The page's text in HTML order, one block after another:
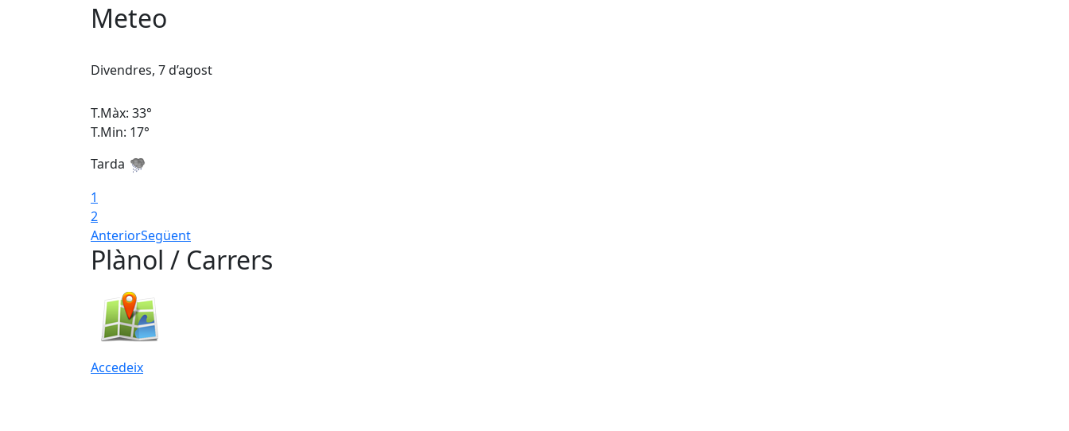
Meteo
Divendres, 7 d’agost
T.Màx: 33°
T.Min: 17°
Tarda
1
2
AnteriorSegüent
Plànol / Carrers
Accedeix